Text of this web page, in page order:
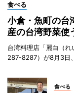
食べる
小倉・魚町の
産の台湾野菜使
台湾料理店「麗白（
287-8287）が8月3日
食べる